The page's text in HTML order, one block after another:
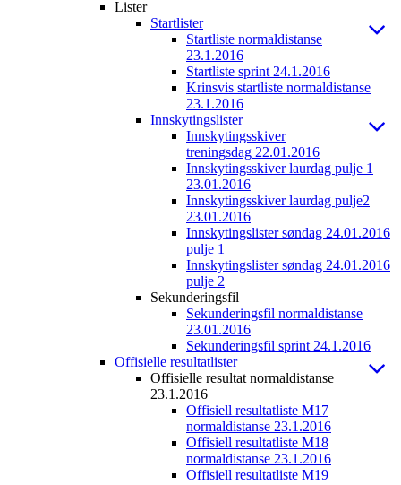
Lister
Startlister
Startliste normaldistanse
23.1.2016
Startliste sprint 24.1.2016
Krinsvis startliste normaldistanse
23.1.2016
Innskytingslister
Innskytingsskiver
treningsdag 22.01.2016
Innskytingsskiver laurdag pulje 1
23.01.2016
Innskytingsskiver laurdag pulje2
23.01.2016
Innskytingslister søndag 24.01.2016
pulje 1
Innskytingslister søndag 24.01.2016
pulje 2
Sekunderingsfil
Sekunderingsfil normaldistanse
23.01.2016
Sekunderingsfil sprint 24.1.2016
Offisielle resultatlister
Offisielle resultat normaldistanse
23.1.2016
Offisiell resultatliste M17
normaldistanse 23.1.2016
Offisiell resultatliste M18
normaldistanse 23.1.2016
Offisiell resultatliste M19